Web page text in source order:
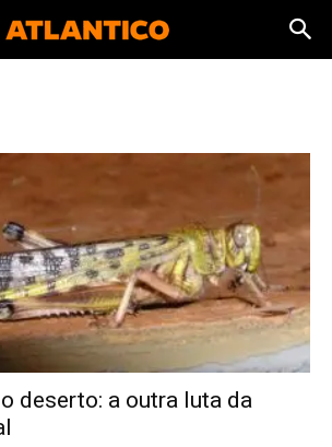
deserto: a outra luta da